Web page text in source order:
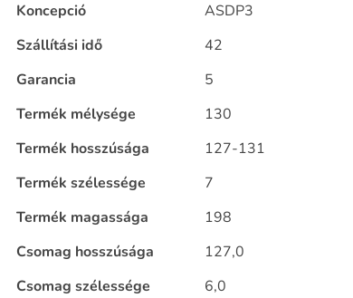
Koncepció
ASDP3
Szállítási idő
42
Garancia
5
Termék mélysége
130
Termék hosszúsága
127-131
Termék szélessége
7
Termék magassága
198
Csomag hosszúsága
127,0
Csomag szélessége
6,0